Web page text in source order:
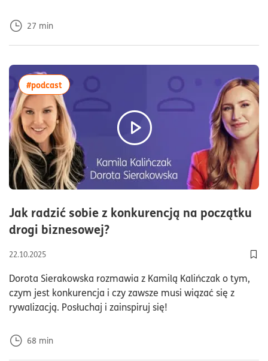
27 min
Jak radzić sobie z konkurencją na początku
drogi biznesowej?czas czytania68minuty
22.10.2025
Dorota Sierakowska rozmawia z Kamilą Kalińczak o tym,
czym jest konkurencja i czy zawsze musi wiązać się z
rywalizacją. Posłuchaj i zainspiruj się!
68 min
#podcastwięcej artykułów z tagiem:#podcast